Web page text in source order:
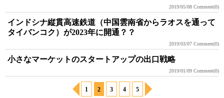
2019/05/08 Comment(0)
インドシナ縦貫高速鉄道（中国雲南省からラオスを通って
タイバンコク）が2023年に開通？？
2019/03/07 Comment(0)
小さなマーケットのスタートアップの出口戦略
2019/01/09 Comment(0)
1 2 3 4 5